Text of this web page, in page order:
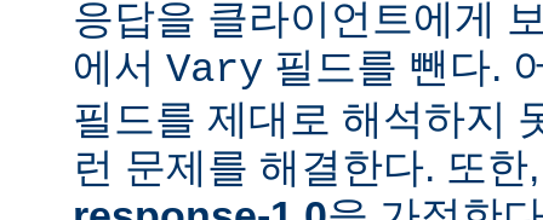
응답을 클라이언트에게
에서 Vary 필드를 뺀다.
필드를 제대로 해석하지
런 문제를 해결한다. 또